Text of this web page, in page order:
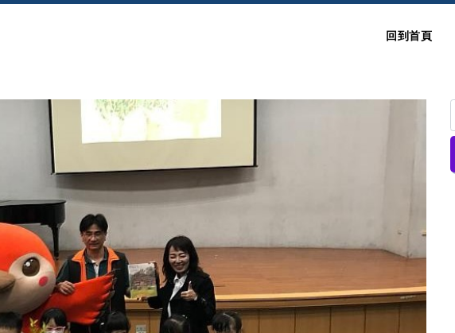
回到首頁